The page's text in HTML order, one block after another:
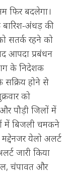
फिर बदलेगा।
अंधड़ की
सतर्क रहने को
आपदा प्रबंधन
के निदेशक
सक्रिय होने से
को
और पौड़ी जिलों में
में बिजली चमकने
येलो अलर्ट
जारी किया
चंपावत और